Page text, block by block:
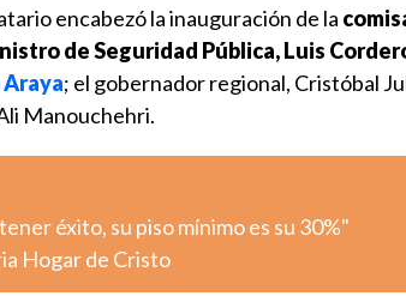
encabezó la inauguración de la
de Seguridad Pública, Luis
; el gobernador regional, Cristóbal
Manouchehri.
éxito, su piso mínimo es su 30%"
Hogar de Cristo